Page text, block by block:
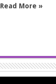
Read More »